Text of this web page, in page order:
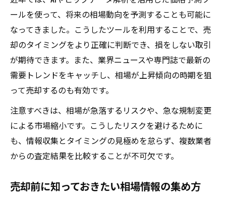
ールを使って、将来の相場動向を予測することも可能に
なってきました。こうしたツールを利用することで、売
却のタイミングをより正確に判断でき、損をしない取引
が期待できます。また、業界ニュースや専門誌で最新の
需要トレンドをキャッチし、相場が上昇傾向の時期を狙
って売却するのも有効です。
注意すべきは、相場が急落するリスクや、急な規制変更
による市場縮小です。こうしたリスクを避けるために
も、情報収集とタイミングの見極めを怠らず、複数業者
からの査定結果を比較することが不可欠です。
売却前に知っておきたい相場情報の集め方